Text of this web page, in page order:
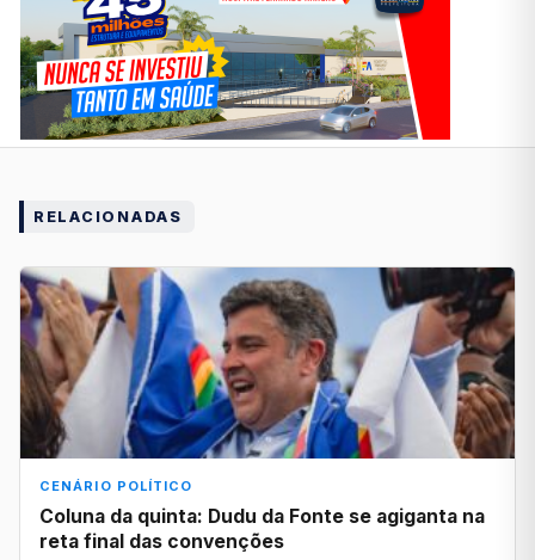
RELACIONADAS
CENÁRIO POLÍTICO
Coluna da quinta: Dudu da Fonte se agiganta na
reta final das convenções